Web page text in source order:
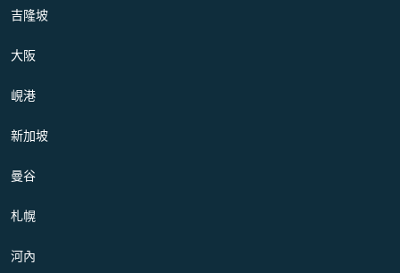
吉隆坡
大阪
峴港
新加坡
曼谷
札幌
河內